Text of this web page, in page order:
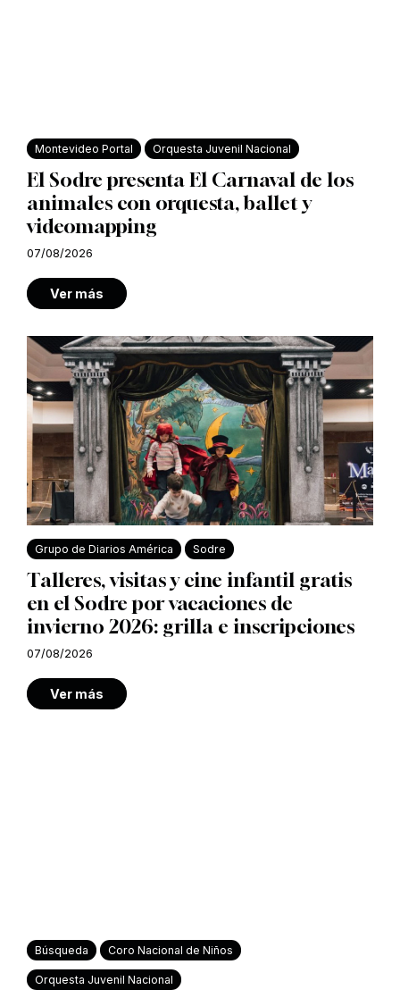
Montevideo Portal Orquesta Juvenil Nacional
El Sodre presenta El Carnaval de los
animales con orquesta, ballet y
videomapping
07/08/2026
Ver más
Grupo de Diarios América Sodre
Talleres, visitas y cine infantil gratis
en el Sodre por vacaciones de
invierno 2026: grilla e inscripciones
07/08/2026
Ver más
Búsqueda Coro Nacional de Niños
Orquesta Juvenil Nacional